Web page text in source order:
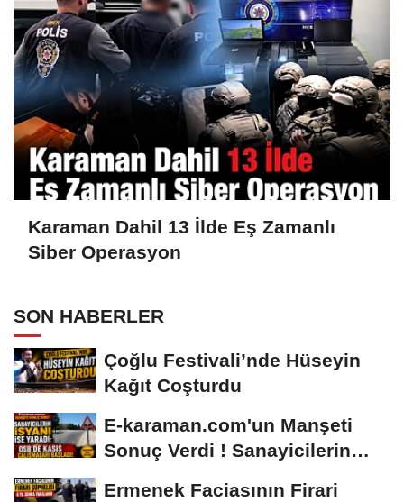
Karaman Dahil 13 İlde Eş Zamanlı
Siber Operasyon
SON HABERLER
Çoğlu Festivali’nde Hüseyin
Kağıt Coşturdu
E-karaman.com'un Manşeti
Sonuç Verdi ! Sanayicilerin
Ermenek Faciasının Firari